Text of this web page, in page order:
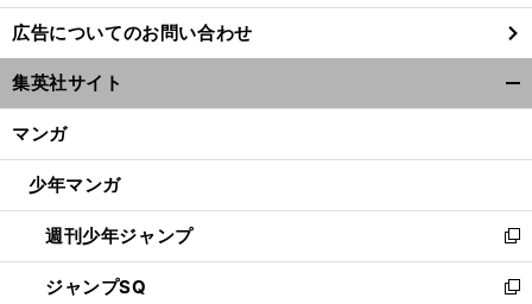
し
い
ウ
ィ
ン
ウ
開
く
広告についてのお問い合わせ
集英社サイト
マンガ
少年マンガ
週刊少年ジャンプ
新
し
い
ジャンプSQ
新